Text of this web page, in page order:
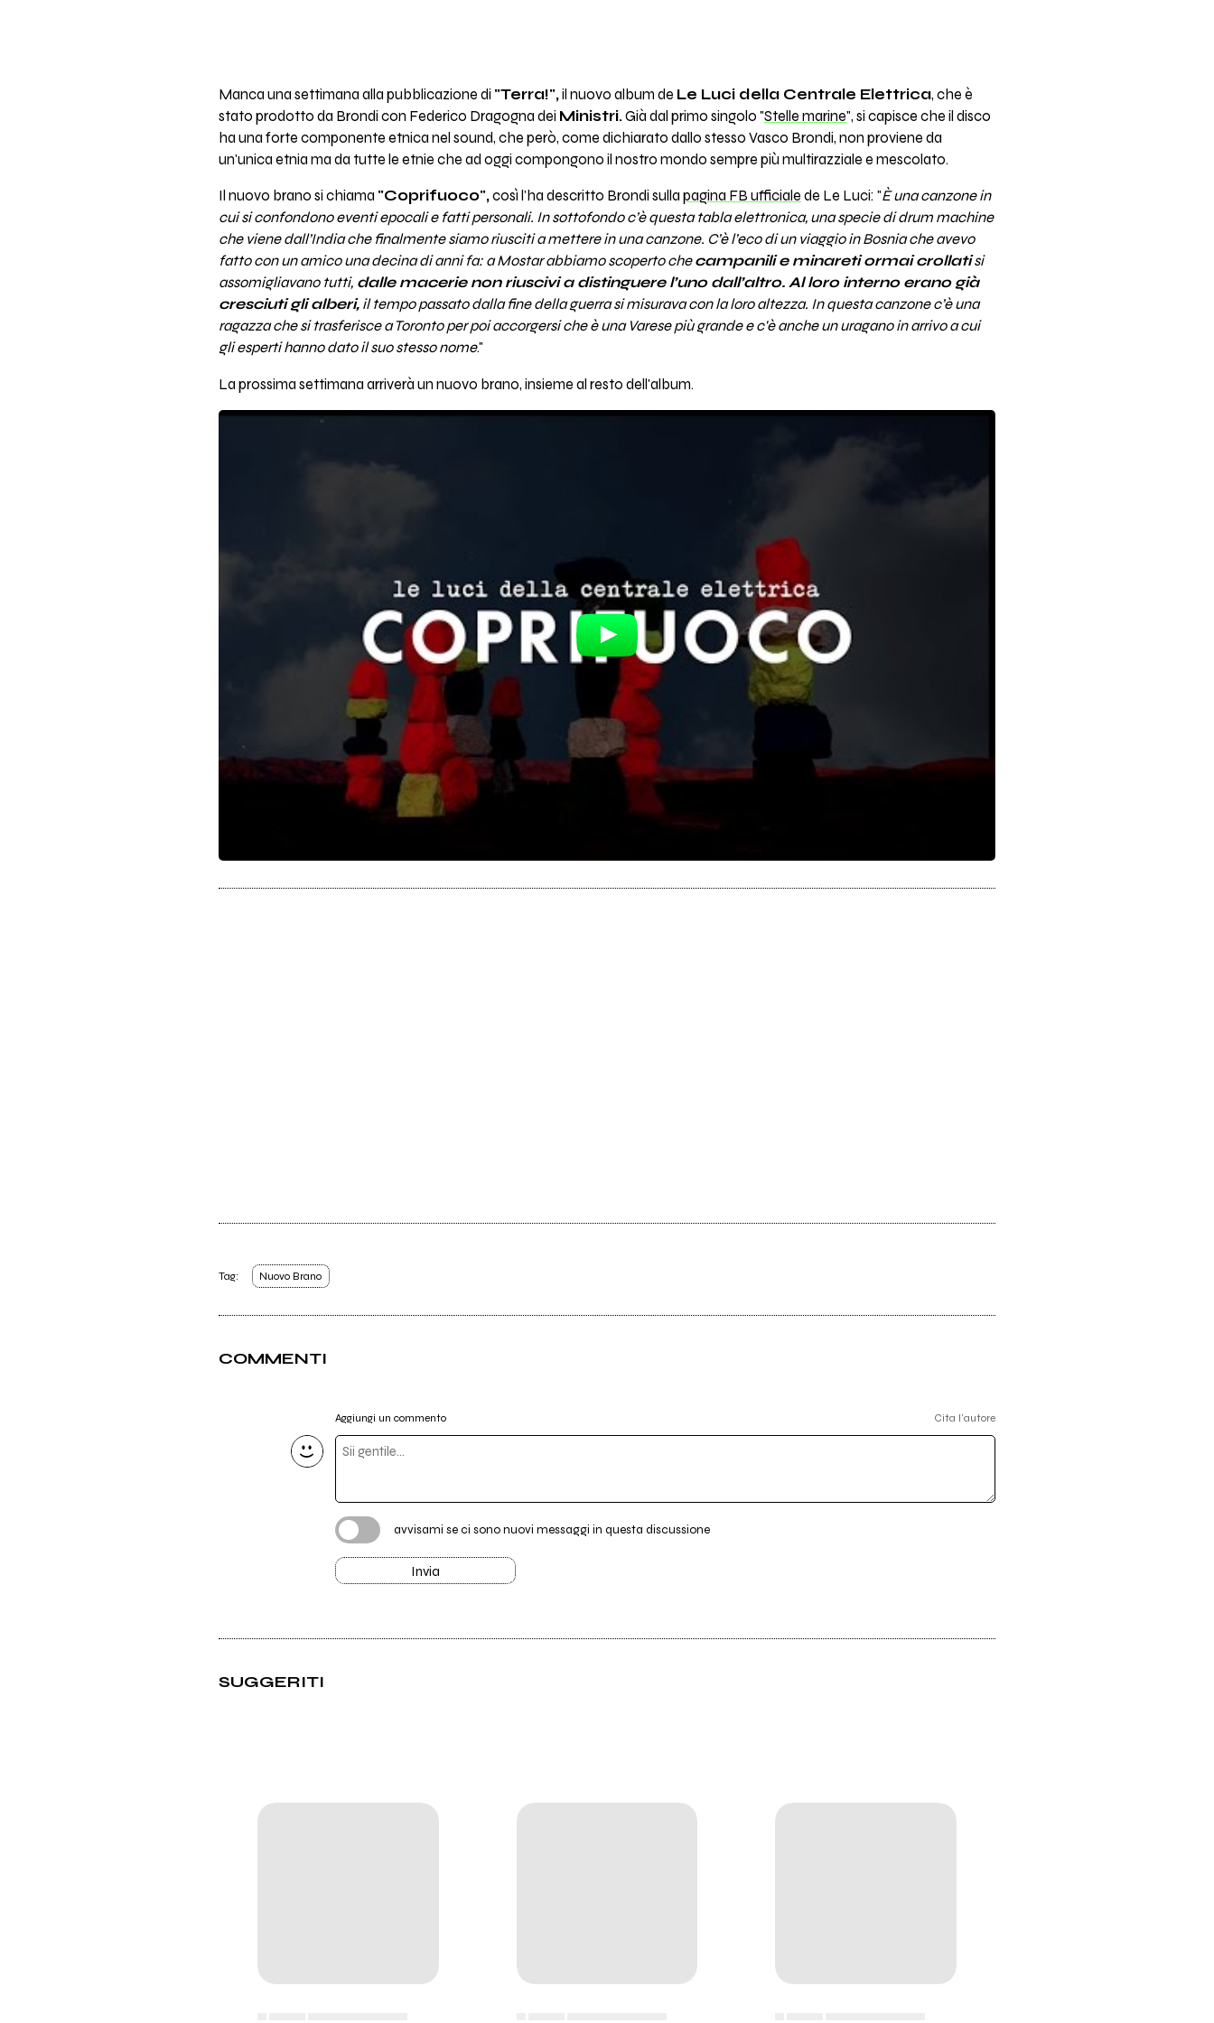
Manca una settimana alla pubblicazione di "Terra!",il nuovo album de Le Luci della Centrale Elettrica, che è
stato prodotto da Brondi con Federico Dragogna dei Ministri.Già dal primo singolo "Stelle marine", si capisce che il disco
ha una forte componente etnica nel sound, che però, come dichiarato dallo stesso Vasco Brondi, non proviene da
un'unica etnia ma da tutte le etnie che ad oggi compongono il nostro mondo sempre più multirazziale e mescolato.
Il nuovo brano si chiama "Coprifuoco",così l'ha descritto Brondi sulla pagina FB ufficiale de Le Luci: "È una canzone in
cui si confondono eventi epocali e fatti personali. In sottofondo c’è questa tabla elettronica, una specie di drum machine
che viene dall’India che finalmente siamo riusciti a mettere in una canzone. C’è l’eco di un viaggio in Bosnia che avevo
fatto con un amico una decina di anni fa: a Mostar abbiamo scoperto checampanili e minareti ormai crollatisi
assomigliavano tutti,dalle macerie non riuscivi a distinguere l’uno dall’altro. Al loro interno erano già
cresciuti gli alberi,il tempo passato dalla fine della guerra si misurava con la loro altezza. In questa canzone c’è una
ragazza che si trasferisce a Toronto per poi accorgersi che è una Varese più grande e c'è anche un uragano in arrivo a cui
gli esperti hanno dato il suo stesso nome."
La prossima settimana arriverà un nuovo brano, insieme al resto dell'album.
Tag: Nuovo Brano
COMMENTI
Aggiungi un commento Cita l'autore
avvisami se ci sono nuovi messaggi in questa discussione
Invia
SUGGERITI